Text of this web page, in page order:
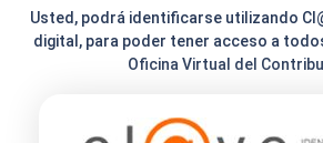
Usted, podrá identificarse utilizando
digital, para poder tener acceso a
Oficina Virtual del